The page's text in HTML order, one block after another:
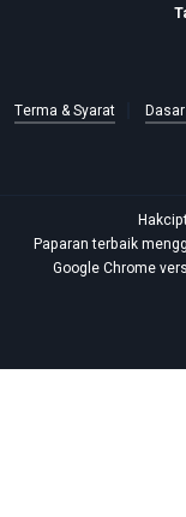
Terma & Syarat
Paparan terbaik
Google Chrome